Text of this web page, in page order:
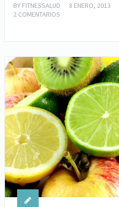
BY FITNESSALUD 8 ENERO, 2013
2 COMENTARIOS